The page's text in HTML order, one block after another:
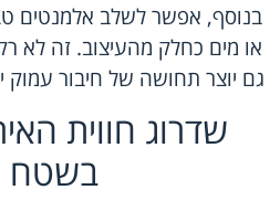
בנוסף, אפשר לשלב אלמנטים
או מים כחלק מהעיצוב. זה לא
גם יוצר תחושה של חיבור עמוק
שדרוג חווית
בשטח